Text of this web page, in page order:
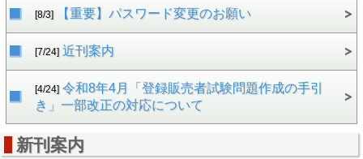
[8/3]【重要】パスワード変更のお願い
[7/24]近刊案内
[4/24]令和8年4月「登録販売者試験問題作成の手引
き」一部改正の対応について
新刊案内